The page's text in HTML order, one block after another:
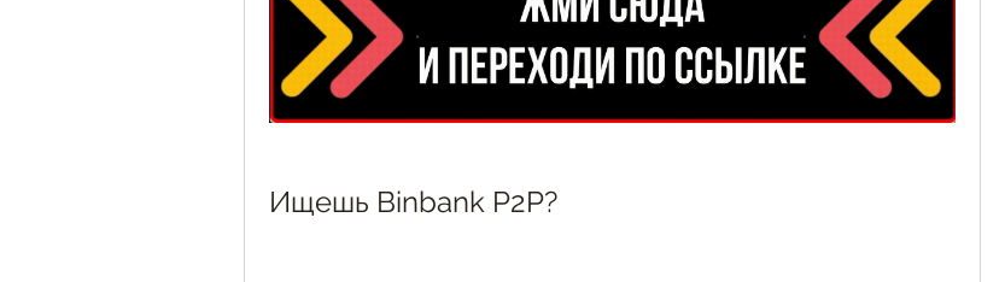
Ищешь Binbank P2P?